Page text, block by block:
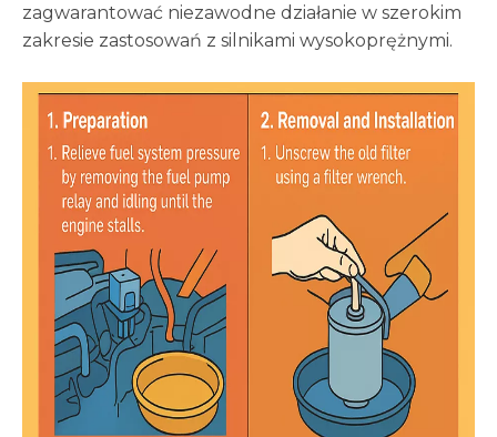
zagwarantować niezawodne działanie w szerokim
zakresie zastosowań z silnikami wysokoprężnymi.